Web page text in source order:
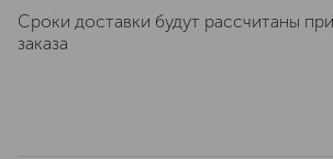
Сроки доставки будут рассчитаны
заказа